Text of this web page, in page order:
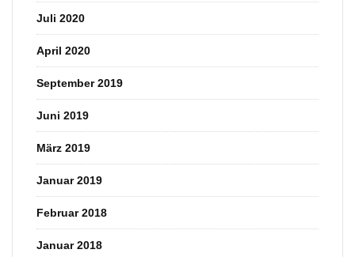
Juli 2020
April 2020
September 2019
Juni 2019
März 2019
Januar 2019
Februar 2018
Januar 2018